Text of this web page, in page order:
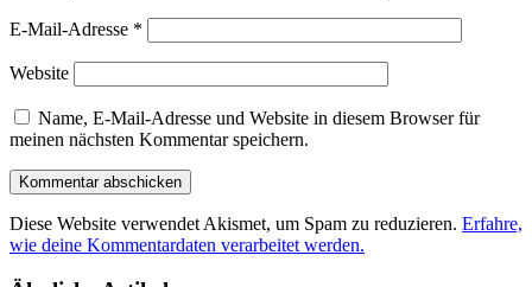
E-Mail-Adresse *
Website
Name, E-Mail-Adresse und Website in diesem Browser für
meinen nächsten Kommentar speichern.
Diese Website verwendet Akismet, um Spam zu reduzieren. Erfahre,
wie deine Kommentardaten verarbeitet werden.